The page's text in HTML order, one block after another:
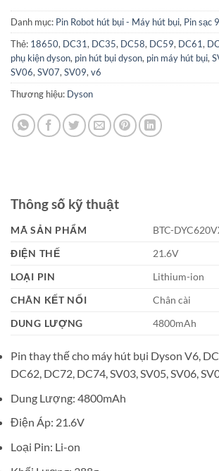
Danh mục: Pin Robot hút bụi - Máy hút bụi, Pin sạc
Thẻ: 18650, DC31, DC35, DC58, DC59, DC61,
phụ kiện dyson, pin hút bụi dyson, pin máy hút bụi,
SV06, SV07, SV09, v6
Thương hiệu: Dyson
Thông số kỹ thuật
MÃ SẢN PHẨM
BTC-
ĐIỆN THẾ
21.6V
LOẠI PIN
Lithium-ion
CHÂN KẾT NỐI
Chân cài
DUNG LƯỢNG
4800mAh
Pin thay thế cho máy hút bụi Dyson V6,
DC62, DC72, DC74, SV03, SV05, SV06,
Dung Lượng: 4800mAh
Điện Áp: 21.6V
Loại Pin: Li-on